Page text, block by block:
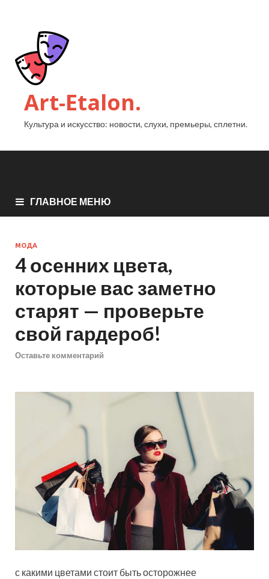
Art-Etalon.
Культура и искусство: новости, слухи, премьеры, сплетни.
ГЛАВНОЕ МЕНЮ
МОДА
4 осенних цвета,
которые вас заметно
старят — проверьте
свой гардероб!
Оставьте комментарий
с какими цветами стоит быть осторожнее